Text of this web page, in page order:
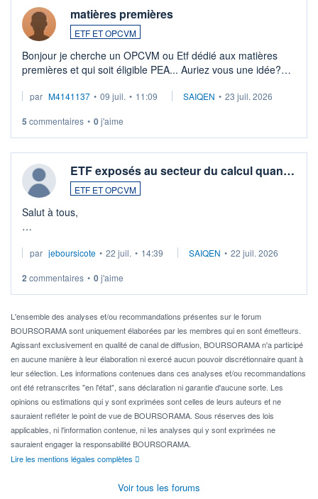
matières premières
ETF ET OPCVM
Bonjour je cherche un OPCVM ou Etf dédié aux matières
premières et qui soit éligible PEA... Auriez vous une idée?
par M4141137 • 09 juil. • 11:09 SAIQEN • 23 juil. 2026
5 commentaires • 0j'aime
ETF exposés au secteur du calcul quan…
ETF ET OPCVM
Salut à tous,
via un ETF plutôt que des actions individuelles.
Idéalement, je voudrais qu'il soit éligible au PEA.
Pour l' ...
par jeboursicote • 22 juil. • 14:39 SAIQEN • 22 juil. 2026
2 commentaires • 0j'aime
L'ensemble des analyses et/ou recommandations présentes sur le forum
BOURSORAMA sont uniquement élaborées par les membres qui en sont émetteurs.
Agissant exclusivement en qualité de canal de diffusion, BOURSORAMA n'a participé
en aucune manière à leur élaboration ni exercé aucun pouvoir discrétionnaire quant à
leur sélection. Les informations contenues dans ces analyses et/ou recommandations
ont été retranscrites "en l'état", sans déclaration ni garantie d'aucune sorte. Les
opinions ou estimations qui y sont exprimées sont celles de leurs auteurs et ne
sauraient refléter le point de vue de BOURSORAMA. Sous réserves des lois
applicables, ni l'information contenue, ni les analyses qui y sont exprimées ne
sauraient engager la responsabilité BOURSORAMA.
Lire les mentions légales complètes
Voir tous les forums